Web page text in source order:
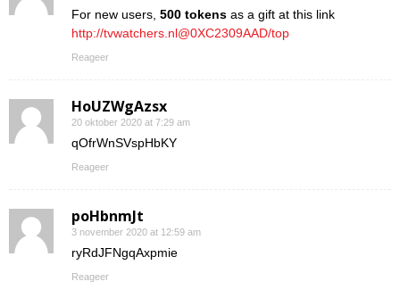
For new users, 500 tokens as a gift at this link
http://tvwatchers.nl@0XC2309AAD/top
Reageer
HoUZWgAzsx
20 oktober 2020 at 7:29 am
qOfrWnSVspHbKY
Reageer
poHbnmJt
3 november 2020 at 12:59 am
ryRdJFNgqAxpmie
Reageer